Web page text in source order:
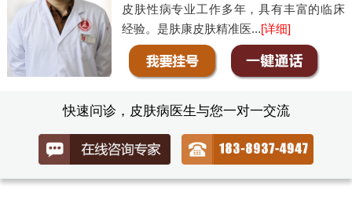
皮肤性病专业工作多年，具有丰富的临床
经验。是肤康皮肤精准医...[详细]
快速问诊，皮肤病医生与您一对一交流